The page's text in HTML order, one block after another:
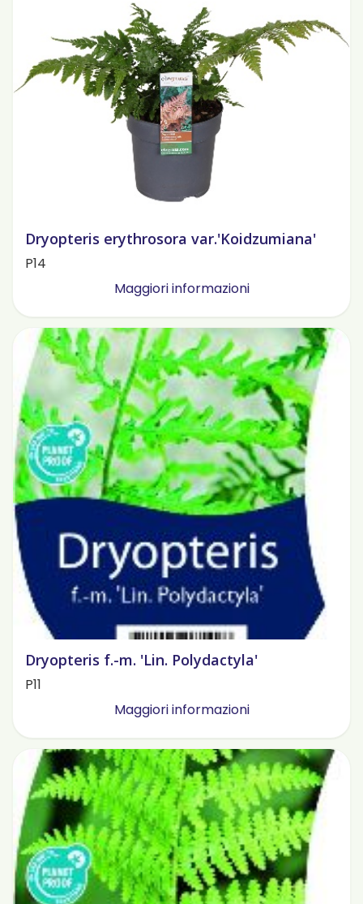
Dryopteris erythrosora var.'Koidzumiana'
P14
Maggiori informazioni
Dryopteris f.-m. 'Lin. Polydactyla'
P11
Maggiori informazioni